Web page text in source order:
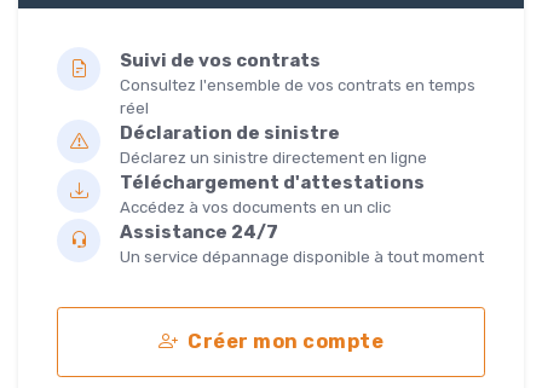
Suivi de vos contrats
Consultez l'ensemble de vos contrats en temps
réel
Déclaration de sinistre
Déclarez un sinistre directement en ligne
Téléchargement d'attestations
Accédez à vos documents en un clic
Assistance 24/7
Un service dépannage disponible à tout moment
Créer mon compte